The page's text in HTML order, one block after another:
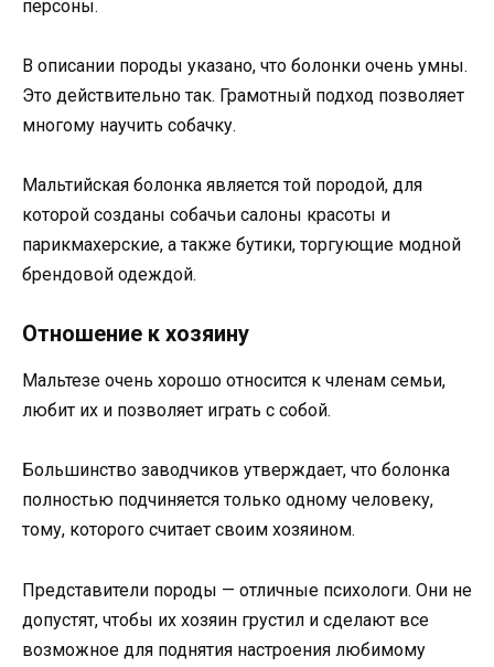
персоны.
В описании породы указано, что болонки очень умны.
Это действительно так. Грамотный подход позволяет
многому научить собачку.
Мальтийская болонка является той породой, для
которой созданы собачьи салоны красоты и
парикмахерские, а также бутики, торгующие модной
брендовой одеждой.
Отношение к хозяину
Мальтезе очень хорошо относится к членам семьи,
любит их и позволяет играть с собой.
Большинство заводчиков утверждает, что болонка
полностью подчиняется только одному человеку,
тому, которого считает своим хозяином.
Представители породы — отличные психологи. Они не
допустят, чтобы их хозяин грустил и сделают все
возможное для поднятия настроения любимому